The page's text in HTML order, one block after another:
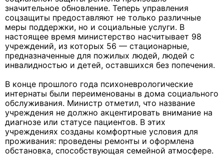
значительное обновление. Теперь управления
соцзащиты предоставляют не только различные
меры поддержки, но и социальные услуги. В
настоящее время министерство насчитывает 98
учреждений, из которых 56 — стационарные,
предназначенные для пожилых людей, людей с
инвалидностью и детей, оставшихся без попечения.
В конце прошлого года психоневрологические
интернаты были переименованы в дома социального
обслуживания. Министр отметил, что название
учреждения не должно акцентировать внимание на
диагнозе или статусе пациентов. В этих
учреждениях созданы комфортные условия для
проживания: проведены ремонты и оформлена
обстановка, способствующая семейной атмосфере.